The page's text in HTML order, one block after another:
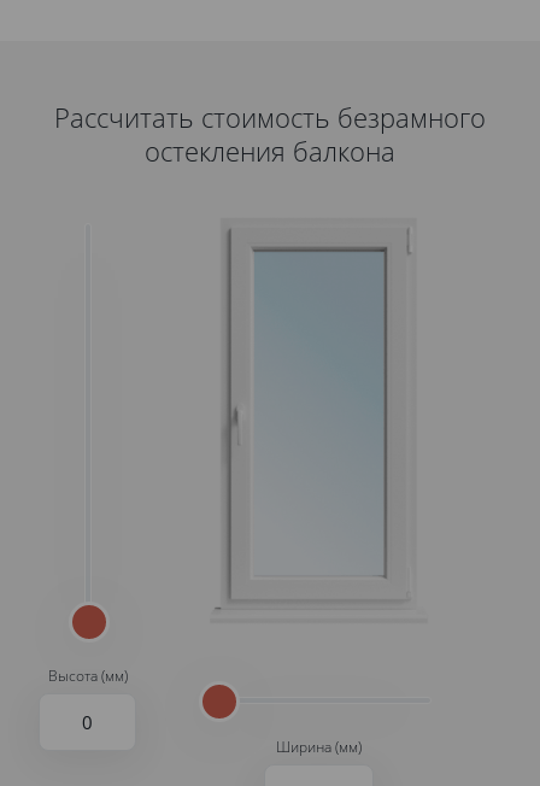
Рассчитать стоимость безрамного
остекления балкона
Высота (мм)
Ширина (мм)